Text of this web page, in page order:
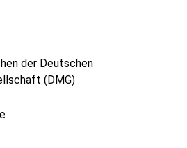
der Deutschen
(DMG)